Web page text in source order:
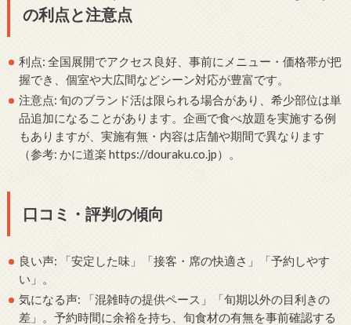
の利点と注意点
利点: 全国展開でアクセス良好、事前にメニュー・価格帯が把
握でき、個室や大広間などシーン対応が豊富です。
注意点: 旬のブランド活は限られる場合があり、希少部位は単
品追加になることがあります。企画で食べ放題を実施する例
もありますが、実施有無・内容は店舗や期間で異なります
（参考: かに道楽 https://douraku.co.jp）。
口コミ・評判の傾向
良い声: 「安定した味」「接客・席の快適さ」「予約しやす
い」。
気になる声: 「混雑時の提供ペース」「旬期以外の目利きの
差」。予約時間に余裕を持ち、旬食材の有無を事前確認する